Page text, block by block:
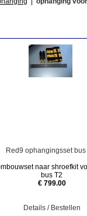
Red9 ophangingsset bus
naar shroefkit
bus T2
€ 799.00
Details / Bestellen